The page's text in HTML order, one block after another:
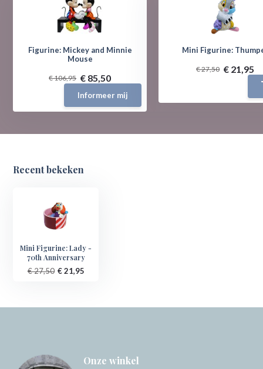
Figurine: Mickey and Minnie
Mouse
€ 106,95 € 85,50
Informeer mij
Mini Figurine:
€ 27,50 € 21,95
Recent bekeken
Mini Figurine: Lady -
70th Anniversary
€ 27,50 € 21,95
Onze winkel